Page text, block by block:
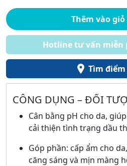
Thêm vào
Hotline tư vấn miễn
Tìm
CÔNG DỤNG – ĐỐI
Cân bằng pH cho da,
cải thiện tình trạng dầu
Góp phần: cấp ẩm cho
căng sáng và mịn màng